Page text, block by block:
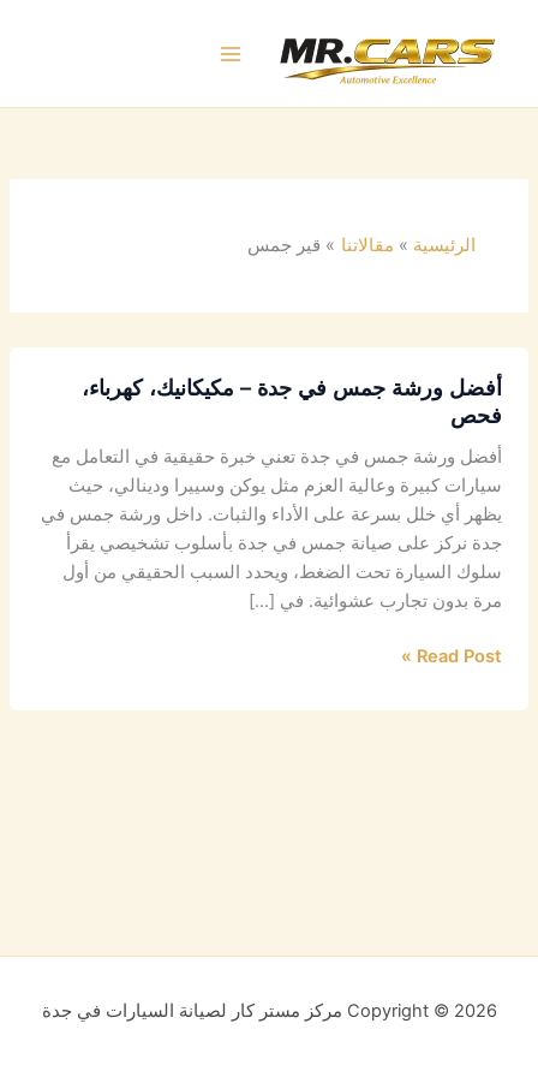
المحتوى
الرئيسية مقالاتنا قير جمس
أفضل ورشة جمس في جدة – مكيكانيك، كهرباء،
فحص
أفضل ورشة جمس في جدة تعني خبرة حقيقية في التعامل مع
سيارات كبيرة وعالية العزم مثل يوكن وسييرا ودينالي، حيث
يظهر أي خلل بسرعة على الأداء والثبات. داخل ورشة جمس في
جدة نركز على صيانة جمس في جدة بأسلوب تشخيصي يقرأ
سلوك السيارة تحت الضغط، ويحدد السبب الحقيقي من أول
مرة بدون تجارب عشوائية. في […]
Read Post »
Copyright © 2026 مركز مستر كار لصيانة السيارات في جدة